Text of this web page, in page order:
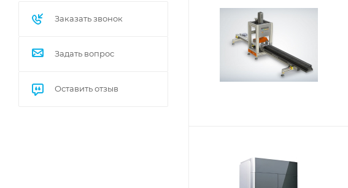
Заказать звонок
Задать вопрос
Оставить отзыв